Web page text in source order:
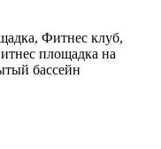
Фитнес клуб,
площадка на
бассейн